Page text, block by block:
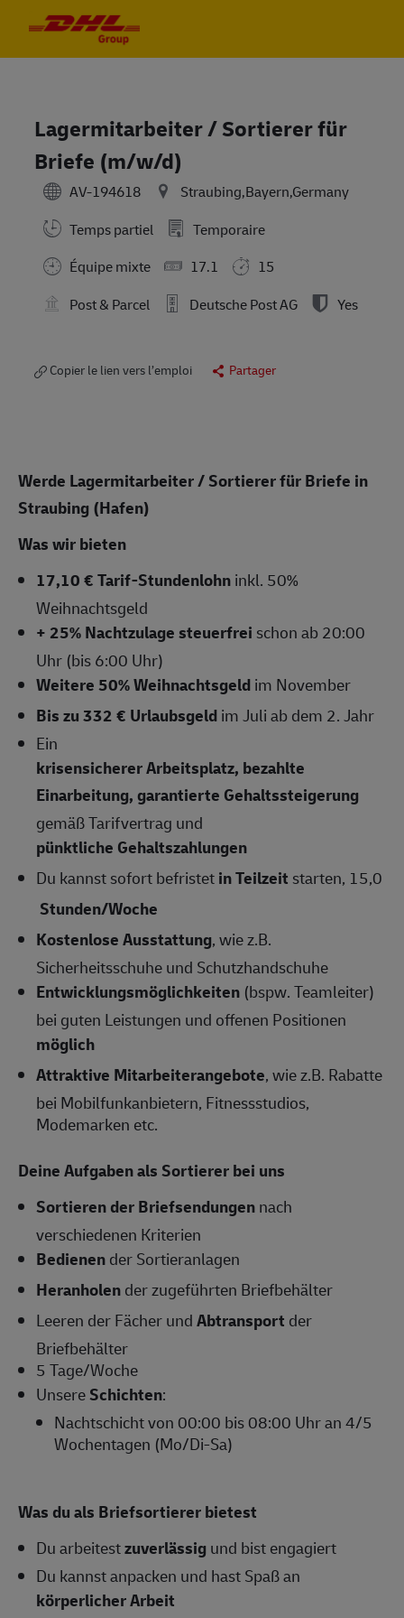
Lagermitarbeiter / Sortierer für
Briefe (m/w/d)
AV-194618
Straubing,Bayern,Germany
Temps partiel
Temporaire
Équipe mixte
17.1
15
Post & Parcel
Deutsche Post AG Yes
Copier le lien vers l’emploi Partager
Werde Lagermitarbeiter / Sortierer für Briefe in
Straubing (Hafen)
Was wir bieten
17,10 € Tarif-Stundenlohninkl. 50%
Weihnachtsgeld
+ 25% Nachtzulage steuerfrei schon ab 20:00
Uhr (bis 6:00 Uhr)
Weitere 50% Weihnachtsgeldim November
Bis zu 332 € Urlaubsgeldim Juli ab dem 2. Jahr
Ein
krisensicherer Arbeitsplatz, bezahlte
Einarbeitung, garantierte Gehaltssteigerung
gemäß Tarifvertrag und
pünktliche Gehaltszahlungen
Du kannst sofort befristetin Teilzeit starten, 15,0
Stunden/Woche
Kostenlose Ausstattung, wie z.B.
Sicherheitsschuhe und Schutzhandschuhe
Entwicklungsmöglichkeiten (bspw. Teamleiter)
bei guten Leistungen und offenen Positionen
möglich
Attraktive Mitarbeiterangebote, wie z.B. Rabatte
bei Mobilfunkanbietern, Fitnessstudios,
Modemarken etc.
Deine Aufgaben als Sortierer bei uns
Sortieren der Briefsendungennach
verschiedenen Kriterien
Bedienender Sortieranlagen
Heranholender zugeführten Briefbehälter
Leeren der Fächer undAbtransport der
Briefbehälter
5 Tage/Woche
UnsereSchichten:
Nachtschicht von 00:00 bis 08:00 Uhr an 4/5
Wochentagen (Mo/Di-Sa)
Was du als Briefsortierer bietest
Du arbeitestzuverlässigund bist engagiert
Du kannst anpacken und hast Spaß an
körperlicher Arbeit